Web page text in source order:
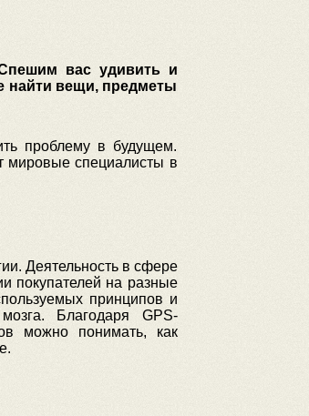
вас удивить и
найти вещи, предметы
проблему в будущем.
мировые специалисты в
Деятельность в сфере
покупателей на разные
принципов и
Благодаря GPS-
можно понимать, как